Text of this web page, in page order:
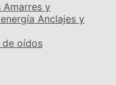
Amarres y
Anclajes y
de oídos